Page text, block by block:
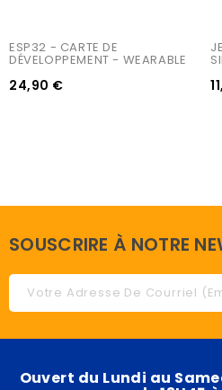
ESP32 - CARTE DE
DÉVELOPPEMENT - WEARABLE
24,90 €
SOUSCRIRE À NOTRE
Ouvert du Lundi au